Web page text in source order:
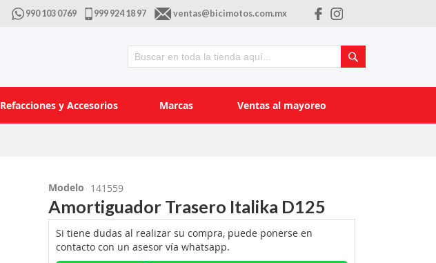
990 103 0769 999 924 18 97 ventas@bicimotos.com.mx
Buscar
Refacciones y Accesorios Marcas Ventas al mayoreo
Modelo 141559
Amortiguador Trasero Italika D125
Si tiene dudas al realizar su compra, puede ponerse en
contacto con un asesor vía whatsapp.